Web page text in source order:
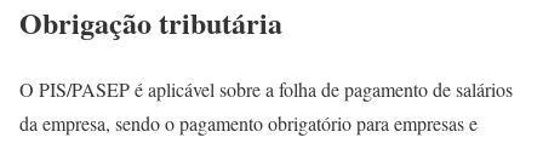
Obrigação tributária
O PIS/PASEP é aplicável sobre a folha de pagamento de salários
da empresa, sendo o pagamento obrigatório para empresas e